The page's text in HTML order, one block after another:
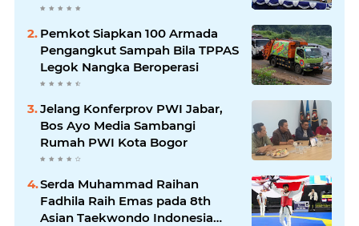
Pemkot Siapkan 100 Armada
Pengangkut Sampah Bila TPPAS
Legok Nangka Beroperasi
Jelang Konferprov PWI Jabar,
Bos Ayo Media Sambangi
Rumah PWI Kota Bogor
Serda Muhammad Raihan
Fadhila Raih Emas pada 8th
Asian Taekwondo Indonesia